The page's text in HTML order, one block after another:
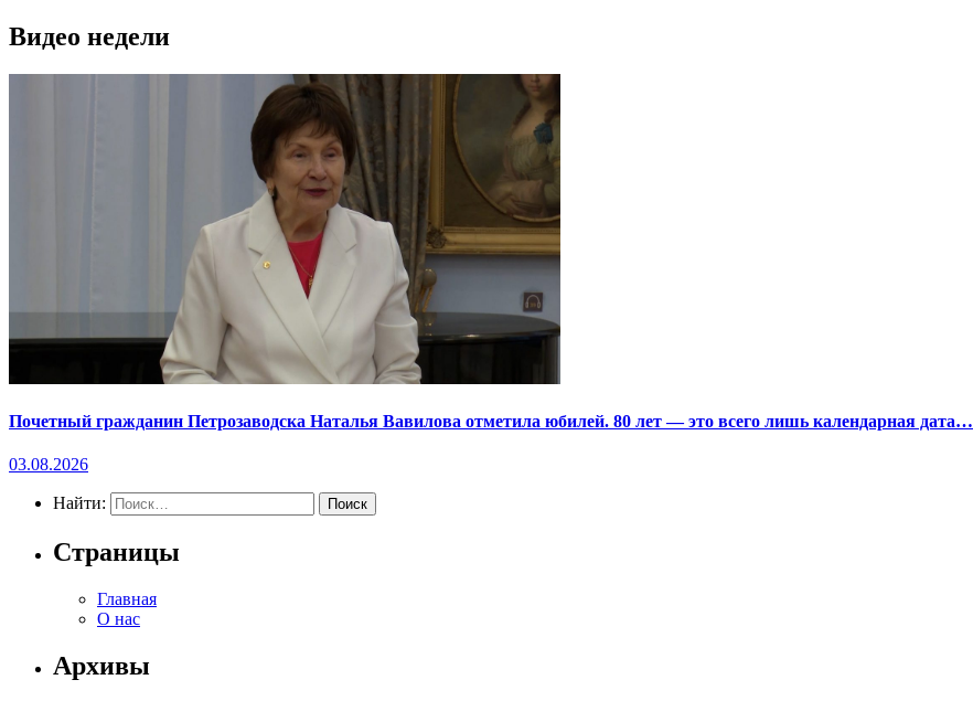
Видео недели
Почетный гражданин Петрозаводска Наталья Вавилова отметила юбилей. 80 лет — это всего лишь календарная дата…
03.08.2026
Найти:
Страницы
Главная
О нас
Архивы